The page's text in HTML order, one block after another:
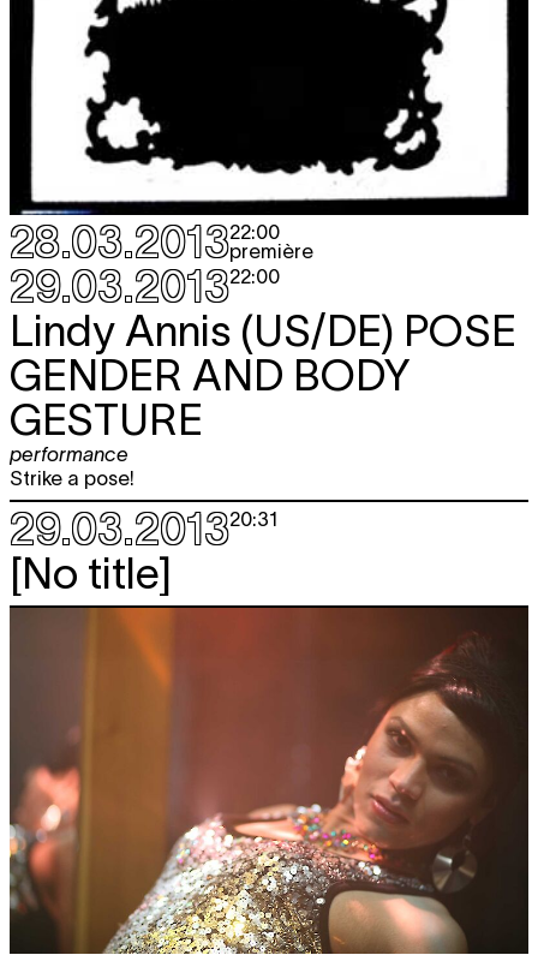
28.03.201322:00
première
29.03.201322:00
Lindy Annis (US/DE) POSE
GENDER AND BODY
GESTURE
performance
Strike a pose!
29.03.201320:31
[No title]